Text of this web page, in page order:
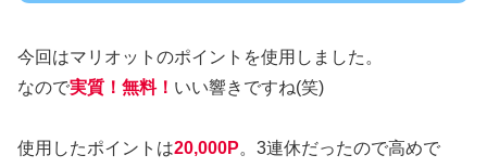
今回はマリオットのポイントを使用しました。
なので実質！無料！ いい響きですね(笑)
使用したポイントは20,000P。3連休だったので高めで